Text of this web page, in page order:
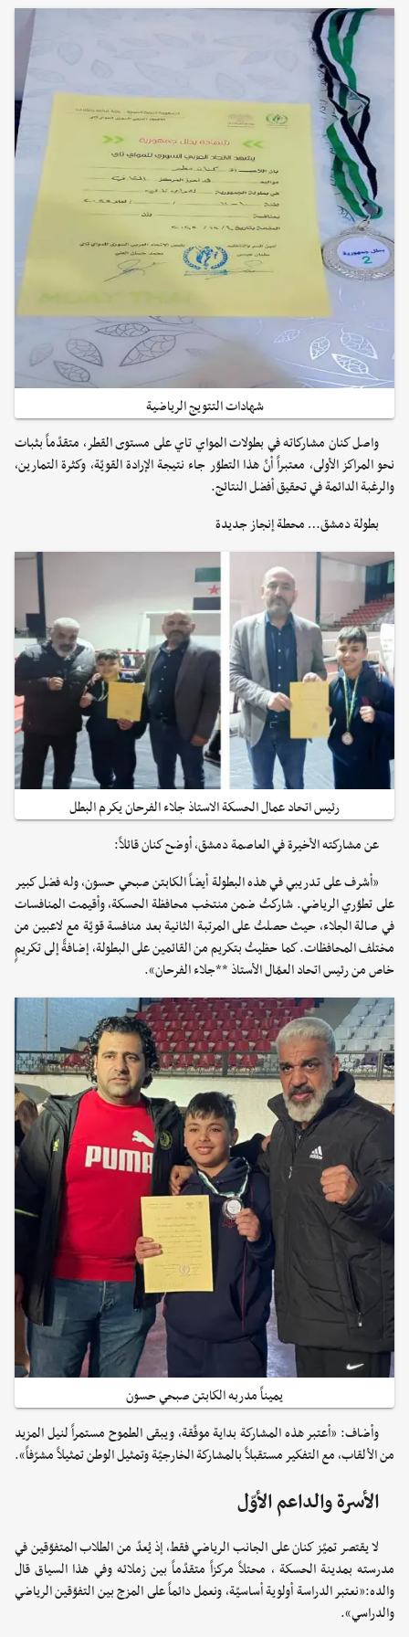
شهادات التتويج الرياضية
واصل كنان مشاركاته في بطولات المواي تاي على مستوى القطر، متقدّماً بثبات
نحو المراكز الأولى، معتبراً أنّ هذا التطوّر جاء نتيجة الإرادة القويّة، وكثرة التمارين،
والرغبة الدائمة في تحقيق أفضل النتائج.
بطولة دمشق… محطة إنجاز جديدة
رئيس اتحاد عمال الحسكة الاستاذ جلاء الفرحان يكرم البطل
عن مشاركته الأخيرة في العاصمة دمشق، أوضح كنان قائلاً:
«أشرف على تدريبي في هذه البطولة أيضاً الكابتن صبحي حسون، وله فضل كبير
على تطوّري الرياضي. شاركتُ ضمن منتخب محافظة الحسكة، وأقيمت المنافسات
في صالة الجلاء، حيث حصلتُ على المرتبة الثانية بعد منافسة قويّة مع لاعبين من
مختلف المحافظات. كما حظيتُ بتكريم من القائمين على البطولة، إضافةً إلى تكريمٍ
خاص من رئيس اتحاد العمّال الأستاذ **جلاء الفرحان».
يميناً مدربه الكابتن صبحي حسون
وأضاف: «أعتبر هذه المشاركة بداية موفّقة، ويبقى الطموح مستمراً لنيل المزيد
من الألقاب، مع التفكير مستقبلاً بالمشاركة الخارجيّة وتمثيل الوطن تمثيلاً مشرّفاً».
الأسرة والداعم الأوّل
لا يقتصر تميّز كنان على الجانب الرياضي فقط، إذ يُعدّ من الطلاب المتفوّقين في
مدرسته بمدينة الحسكة ، محتلاً مركزاً متقدّماً بين زملائه وفي هذا السياق قال
والده:«نعتبر الدراسة أولوية أساسيّة، ونعمل دائماً على المزج بين التفوّقين الرياضي
والدراسي».